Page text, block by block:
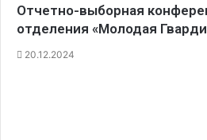
Отчетно-выборная
отделения «Молодая
20.12.2024